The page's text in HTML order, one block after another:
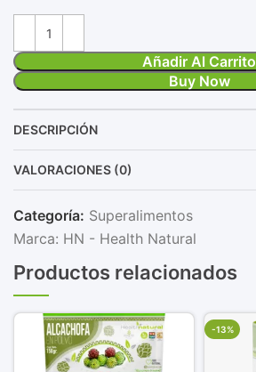
Añadir Al Carrito
Buy Now
DESCRIPCIÓN
VALORACIONES (0)
Categoría: Superalimentos
Marca: HN - Health Natural
Productos relacionados
-13%